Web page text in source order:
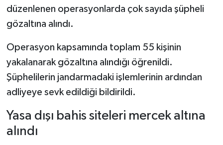
düzenlenen operasyonlarda çok sayıda şüpheli
gözaltına alındı.
Operasyon kapsamında toplam 55 kişinin
yakalanarak gözaltına alındığı öğrenildi.
Şüphelilerin jandarmadaki işlemlerinin ardından
adliyeye sevk edildiği bildirildi.
Yasa dışı bahis siteleri mercek altına
alındı
Şenpazar Haberleri
Taşköprü Haberleri
Tosya Haberleri
Karadeniz Haberleri